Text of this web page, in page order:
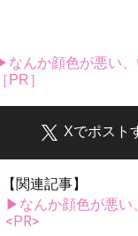
なんか顔色が悪い、
［PR］
Xでポスト
【関連記事】
▶なんか顔色が悪い
<PR>